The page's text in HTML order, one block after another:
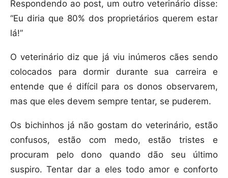
Respondendo ao post, um outro veterinário disse:
“Eu diria que 80% dos proprietários querem estar
lá!”
O veterinário diz que já viu inúmeros cães sendo
colocados para dormir durante sua carreira e
entende que é difícil para os donos observarem,
mas que eles devem sempre tentar, se puderem.
Os bichinhos já não gostam do veterinário, estão
confusos, estão com medo, estão tristes e
procuram pelo dono quando dão seu último
suspiro. Tentar dar a eles todo amor e conforto